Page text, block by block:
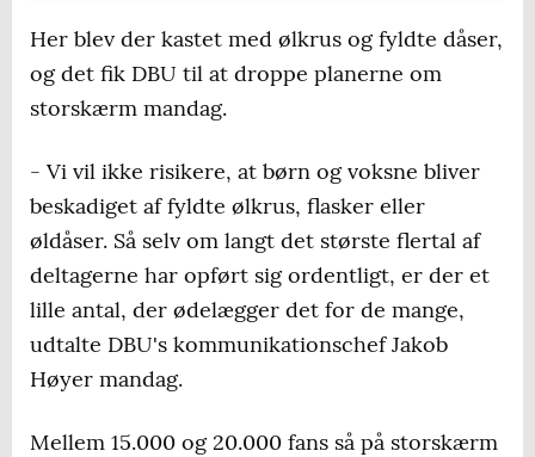
Her blev der kastet med ølkrus og fyldte dåser,
og det fik DBU til at droppe planerne om
storskærm mandag.
- Vi vil ikke risikere, at børn og voksne bliver
beskadiget af fyldte ølkrus, flasker eller
øldåser. Så selv om langt det største flertal af
deltagerne har opført sig ordentligt, er der et
lille antal, der ødelægger det for de mange,
udtalte DBU's kommunikationschef Jakob
Høyer mandag.
Mellem 15.000 og 20.000 fans så på storskærm